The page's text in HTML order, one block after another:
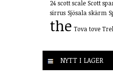
24 scott scale Scott
sirrus Sjösala skärm
the Tova tove
NYTT I LAGER